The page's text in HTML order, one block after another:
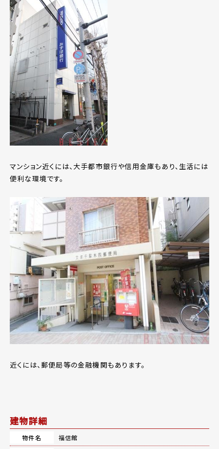
マンション近くには、大手都市銀行や信用金庫もあり、生活には
便利な環境です。
近くには、郵便局等の金融機関もあります。
建物詳細
物件名
福信館